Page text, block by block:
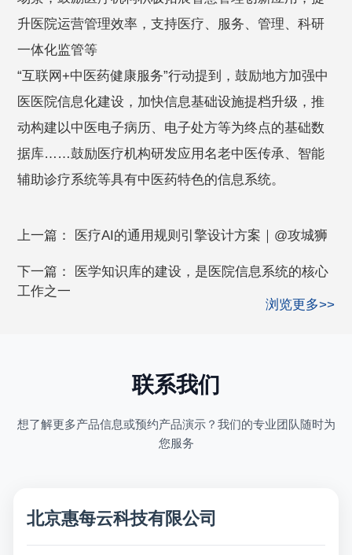
升医院运营管理效率，支持医疗、服务、管理、科研
一体化监管等
“互联网+中医药健康服务”行动提到，鼓励地方加强中
医医院信息化建设，加快信息基础设施提档升级，推
动构建以中医电子病历、电子处方等为终点的基础数
据库……鼓励医疗机构研发应用名老中医传承、智能
辅助诊疗系统等具有中医药特色的信息系统。
上一篇： 医疗AI的通用规则引擎设计方案｜@攻城狮
下一篇： 医学知识库的建设，是医院信息系统的核心
工作之一
浏览更多>>
联系我们
想了解更多产品信息或预约产品演示？我们的专业团队随时为
您服务
北京惠每云科技有限公司